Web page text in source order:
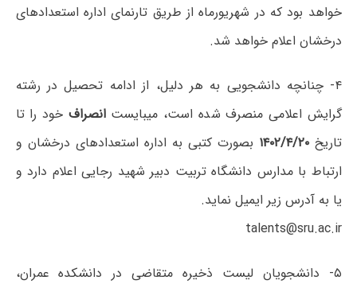
خواهد بود که در شهریورماه از طریق تارنمای اداره استعدادهای
درخشان اعلام خواهد شد.
۴- چنانچه دانشجویی به هر دلیل، از ادامه تحصیل در رشته
گرایش اعلامی منصرف شده است، میبایستانصراف خود را تا
تاریخ۱۴۰۲/۴/۲۰ بصورت کتبی به اداره استعدادهای درخشان و
ارتباط با مدارس دانشگاه تربیت دبیر شهید رجایی اعلام دارد و
یا به آدرس زیر ایمیل نماید.
talents@sru.ac.ir
۵- دانشجویان لیست ذخیره متقاضی در دانشکده عمران،